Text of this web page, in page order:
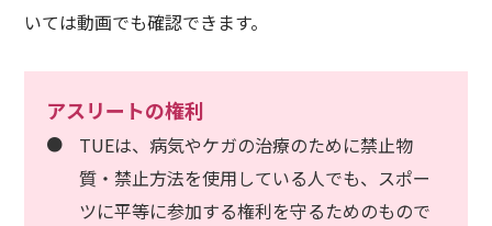
いては動画でも確認できます。
アスリートの権利
TUEは、病気やケガの治療のために禁止物
質・禁止方法を使用している人でも、スポー
ツに平等に参加する権利を守るためのもので